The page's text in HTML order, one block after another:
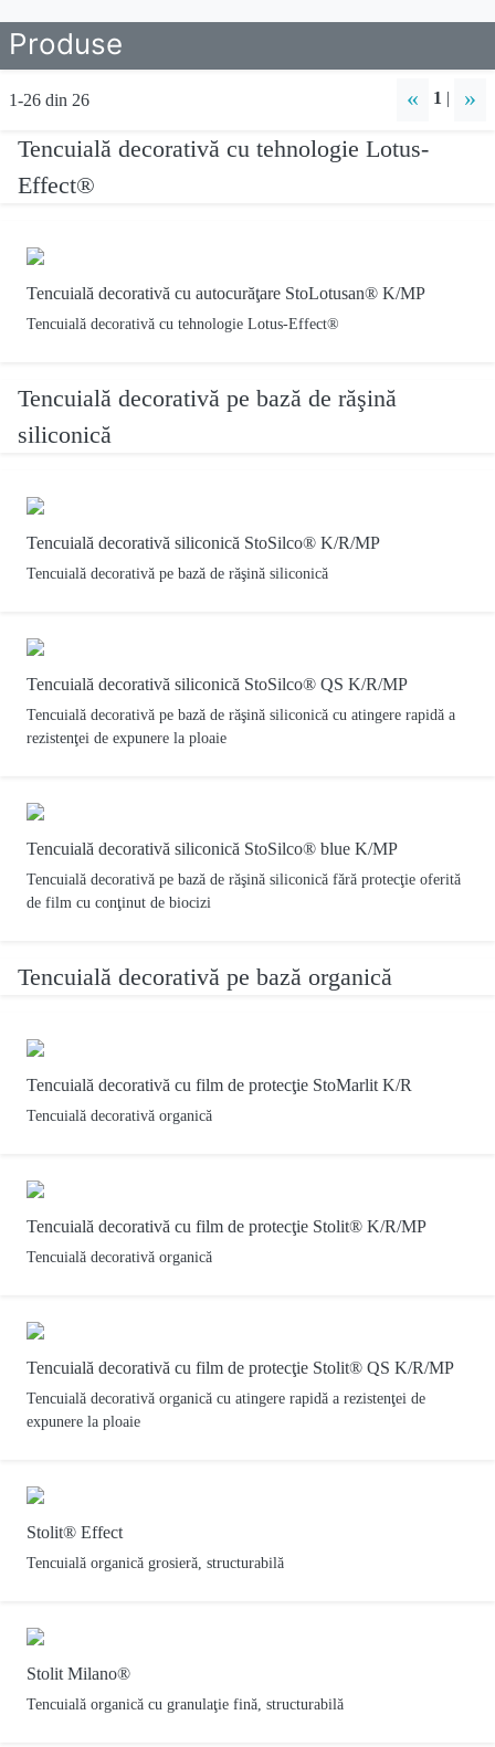
Produse
1-26 din 26 « 1 |
»
Tencuială decorativă cu tehnologie Lotus-
Effect®
Tencuială decorativă cu autocurăţare StoLotusan® K/MP
Tencuială decorativă cu tehnologie Lotus-Effect®
Tencuială decorativă pe bază de răşină
siliconică
Tencuială decorativă siliconică StoSilco® K/R/MP
Tencuială decorativă pe bază de răşină siliconică
Tencuială decorativă siliconică StoSilco® QS K/R/MP
Tencuială decorativă pe bază de răşină siliconică cu atingere rapidă a
rezistenţei de expunere la ploaie
Tencuială decorativă siliconică StoSilco® blue K/MP
Tencuială decorativă pe bază de răşină siliconică fără protecţie oferită
de film cu conţinut de biocizi
Tencuială decorativă pe bază organică
Tencuială decorativă cu film de protecţie StoMarlit K/R
Tencuială decorativă organică
Tencuială decorativă cu film de protecţie Stolit® K/R/MP
Tencuială decorativă organică
Tencuială decorativă cu film de protecţie Stolit® QS K/R/MP
Tencuială decorativă organică cu atingere rapidă a rezistenţei de
expunere la ploaie
Stolit® Effect
Tencuială organică grosieră, structurabilă
Stolit Milano®
Tencuială organică cu granulaţie fină, structurabilă